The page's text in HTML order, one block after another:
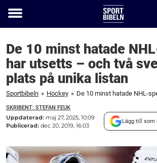
Toggle
De 10 minst hatade
har utsetts – och två
plats på unika listan
Sportbibeln » Hockey »
SKRIBENT: STEFAN FEUK
Uppdaterad: maj 27, 2025, 10:09
Publicerad: dec 20, 2019, 16:03
Lägg till som